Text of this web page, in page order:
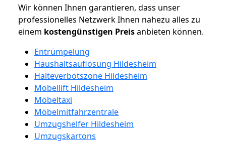
Wir können Ihnen garantieren, dass unser
professionelles Netzwerk Ihnen nahezu alles zu
einem kostengünstigen Preisanbieten können.
Entrümpelung
Haushaltsauflösung Hildesheim
Halteverbotszone Hildesheim
Möbellift Hildesheim
Möbeltaxi
Möbelmitfahrzentrale
Umzugshelfer Hildesheim
Umzugskartons